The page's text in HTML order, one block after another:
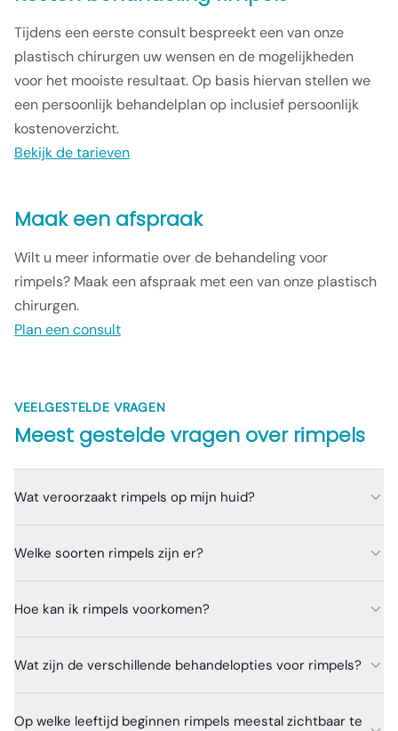
Tijdens een eerste consult bespreekt een van onze
plastisch chirurgen uw wensen en de mogelijkheden
voor het mooiste resultaat. Op basis hiervan stellen we
een persoonlijk behandelplan op inclusief persoonlijk
kostenoverzicht.
Bekijk de tarieven
Maak een afspraak
Wilt u meer informatie over de behandeling voor
rimpels? Maak een afspraak met een van onze plastisch
chirurgen.
Plan een consult
VEELGESTELDE VRAGEN
Meest gestelde vragen over rimpels
Wat veroorzaakt rimpels op mijn huid?
Welke soorten rimpels zijn er?
Hoe kan ik rimpels voorkomen?
Wat zijn de verschillende behandelopties voor rimpels?
Op welke leeftijd beginnen rimpels meestal zichtbaar te